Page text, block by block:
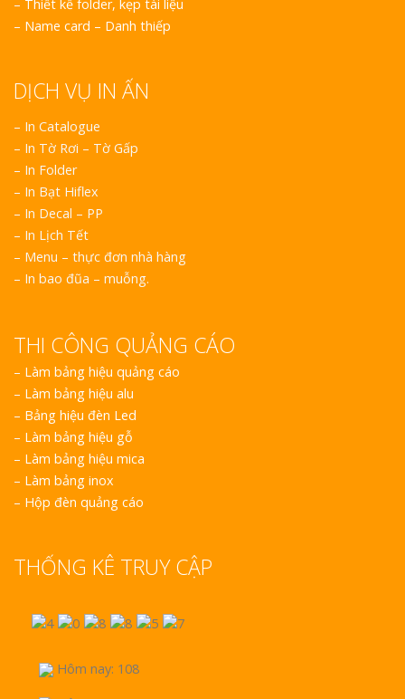
– Thiết kế folder, kẹp tài liệu
– Name card – Danh thiếp
DỊCH VỤ IN ẤN
– In Catalogue
– In Tờ Rơi – Tờ Gấp
– In Folder
– In Bạt Hiflex
– In Decal – PP
– In Lịch Tết
– Menu – thực đơn nhà hàng
– In bao đũa – muỗng.
THI CÔNG QUẢNG CÁO
– Làm bảng hiệu quảng cáo
– Làm bảng hiệu alu
– Bảng hiệu đèn Led
– Làm bảng hiệu gỗ
– Làm bảng hiệu mica
– Làm bảng inox
– Hộp đèn quảng cáo
THỐNG KÊ TRUY CẬP
Hôm nay: 108